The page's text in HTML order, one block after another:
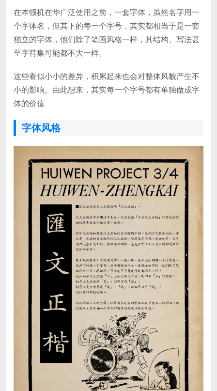
在本顿机在华广泛使用之前，一套字体，虽然名字用一
个字体名，但其下的每一个字号，其实都相当于是一套
独立的字体，他们除了笔画风格一样，其结构、写法甚
至字符集可能都不大一样。
这些看似小小的差异，积累起来也会对整体风貌产生不
小的影响。由此想来，其实每一个字号都有单独做成字
体的价值
字体风格